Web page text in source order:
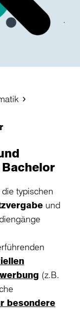
typischen
und
(z.B.
besondere